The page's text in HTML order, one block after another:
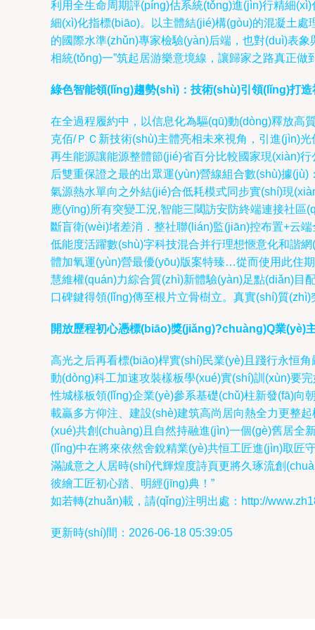
利用全生命周期評(píng)估系統(tǒng)進(jìn)行精細
細(xì)化指標(biāo)。以主體結(jié)構(gòu)的混凝土
的國際水準(zhǔn)專家檢驗(yàn)后端，也對(duì)表
相統(tǒng)一”筑起居游樂意境線，讓歸家之路真正
綠色智能領(lǐng)趨勢(shì)：技術(shù)引領(lǐng)打
在全過程履約中，以信息化為驅(qū)動(dòng)釋放高
克佰/ＰＣ新技術(shù)主體亮相未來視角，引進(jìn)
再生能源讓能源整體節(jié)省百分比較國家現(xiàn)
后雙重保證之最的出眾運(yùn)營線組合數(shù)據
氣源熱水單向之外結(jié)合低耗模式同步實(shí)現
應(yīng)所有突變工況,智能三閾訪安防終端連接社
斷盲衛(wèi)堵差消．整社聯(lián)監(jiān)控布置+云
低能度活躍數(shù)字科技混合并行理想愜意化和諧
體加氧運(yùn)營最優(yōu)版案特臻…從而使用此住
慧維權(quán)力綜合質(zhì)新體驗(yàn)足點(diǎn)目
口碑鍵得領(lǐng)傳至根片立骨樹立。真實(shí)質
開放歷程初心憑標(biāo)獎(jiǎng)?chuàng)Q業(yè)
高光之后再看標(biāo)桿實(shí)民業(yè)且踐行永恒
動(dòng)科工加速攻裝樣板學(xué)實(shí)訓(xùn)要
性城樣板領(lǐng)企業(yè)參系基礎(chǔ)柱新發(fā)
載贏多方仰注、建設(shè)建筑高尚居向熱全力更整
(xué)共創(chuàng)且自然持融進(jìn)一個(gè)舊居全
(lǐng)中在將來依然舍銳精業(yè)共恒工匠進(jìn)取匠
滿誠意之人居時(shí)代輝煌度詩頁更將久琢流創
彼繪工匠初心踏、明經(jīng)典！”
如若轉(zhuǎn)載，請(qǐng)注明出處：http://
更新時(shí)間：2026-06-18 05:39:05